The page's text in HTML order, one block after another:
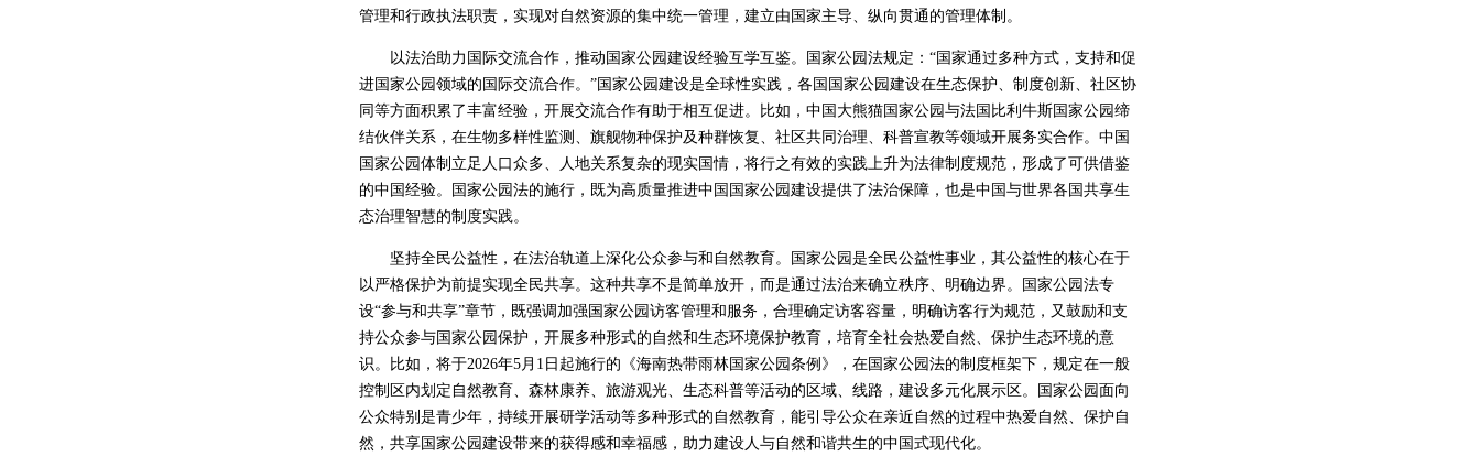
管理和行政执法职责，实现对自然资源的集中统一管理，建立由国家主导、纵向贯通的管理体制。
以法治助力国际交流合作，推动国家公园建设经验互学互鉴。国家公园法规定：“国家通过多种方式，支持和促
进国家公园领域的国际交流合作。”国家公园建设是全球性实践，各国国家公园建设在生态保护、制度创新、社区协
同等方面积累了丰富经验，开展交流合作有助于相互促进。比如，中国大熊猫国家公园与法国比利牛斯国家公园缔
结伙伴关系，在生物多样性监测、旗舰物种保护及种群恢复、社区共同治理、科普宣教等领域开展务实合作。中国
国家公园体制立足人口众多、人地关系复杂的现实国情，将行之有效的实践上升为法律制度规范，形成了可供借鉴
的中国经验。国家公园法的施行，既为高质量推进中国国家公园建设提供了法治保障，也是中国与世界各国共享生
态治理智慧的制度实践。
坚持全民公益性，在法治轨道上深化公众参与和自然教育。国家公园是全民公益性事业，其公益性的核心在于
以严格保护为前提实现全民共享。这种共享不是简单放开，而是通过法治来确立秩序、明确边界。国家公园法专
设“参与和共享”章节，既强调加强国家公园访客管理和服务，合理确定访客容量，明确访客行为规范，又鼓励和支
持公众参与国家公园保护，开展多种形式的自然和生态环境保护教育，培育全社会热爱自然、保护生态环境的意
识。比如，将于2026年5月1日起施行的《海南热带雨林国家公园条例》，在国家公园法的制度框架下，规定在一般
控制区内划定自然教育、森林康养、旅游观光、生态科普等活动的区域、线路，建设多元化展示区。国家公园面向
公众特别是青少年，持续开展研学活动等多种形式的自然教育，能引导公众在亲近自然的过程中热爱自然、保护自
然，共享国家公园建设带来的获得感和幸福感，助力建设人与自然和谐共生的中国式现代化。